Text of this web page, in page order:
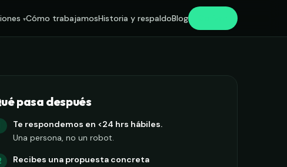
Cómo trabajamosHistoria y respaldoBlog
pasa después
Te respondemos en <24 hrs hábiles.
Una persona, no un robot.
Recibes una propuesta concreta